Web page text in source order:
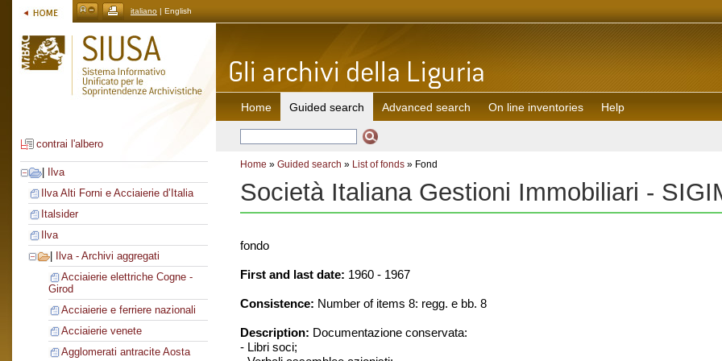
italiano | English
contrai l'albero
Ilva
Ilva Alti Forni e Acciaierie d’Italia
Italsider
Ilva
Ilva - Archivi aggregati
Acciaierie elettriche Cogne -
Girod
Acciaierie e ferriere nazionali
Acciaierie venete
Agglomerati antracite Aosta
Home Guided search Advanced search On line inventories Help
Home » Guided search » List of fonds » Fond
Società Italiana Gestioni Immobiliari -
fondo
First and last date: 1960 - 1967
Consistence: Number of items 8: regg. e bb. 8
Description: Documentazione conservata:
- Libri soci;